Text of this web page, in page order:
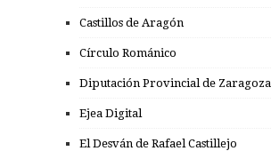
Castillos de Aragón
Círculo Románico
Diputación Provincial de Zaragoza
Ejea Digital
El Desván de Rafael Castillejo